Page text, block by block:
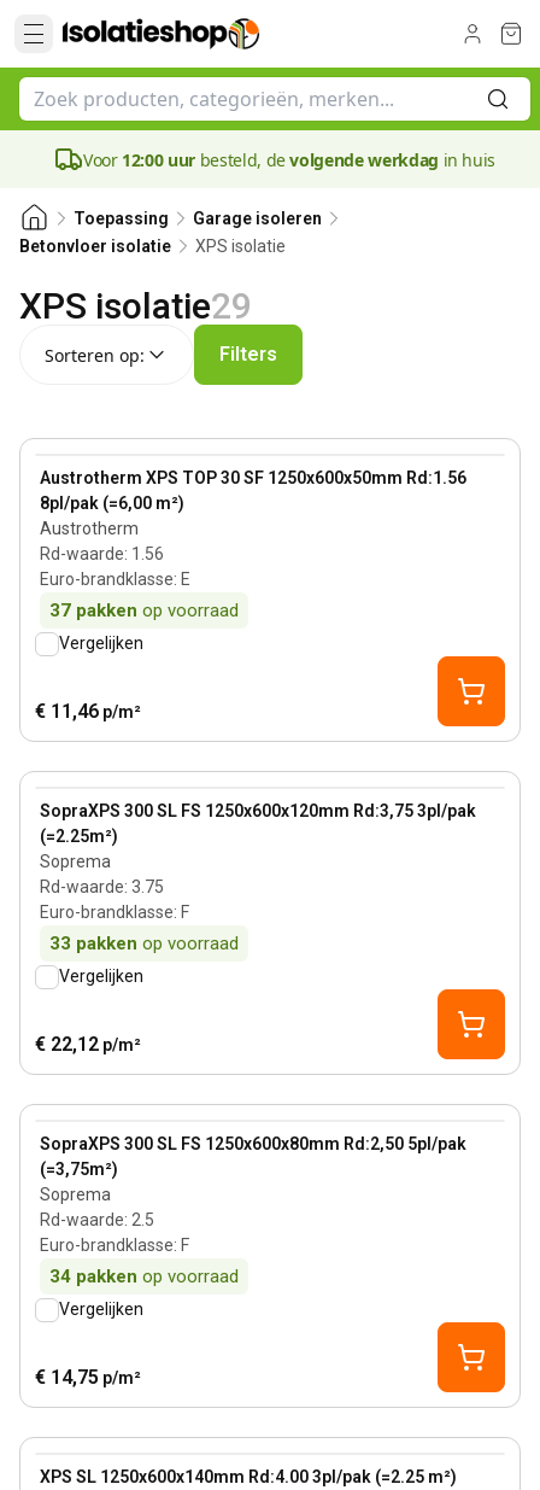
Voor 12:00 uur besteld, devolgende werkdag in huis
Toepassing
Garage isoleren
Betonvloer isolatie
XPS isolatie
XPS isolatie29
Sorteren op: Filters
Austrotherm XPS TOP 30 SF 1250x600x50mm Rd:1.56
8pl/pak (=6,00 m²)
Austrotherm
Rd-waarde: 1.56
Euro-brandklasse: E
37 pakken op voorraad
View product
Vergelijken
€ 11,46 p/m²
SopraXPS 300 SL FS 1250x600x120mm Rd:3,75 3pl/pak
(=2.25m²)
Soprema
Rd-waarde: 3.75
Euro-brandklasse: F
33 pakken op voorraad
View product
Vergelijken
€ 22,12 p/m²
SopraXPS 300 SL FS 1250x600x80mm Rd:2,50 5pl/pak
(=3,75m²)
Soprema
Rd-waarde: 2.5
Euro-brandklasse: F
34 pakken op voorraad
View product
Vergelijken
€ 14,75 p/m²
XPS SL 1250x600x140mm Rd:4.00 3pl/pak (=2.25 m²)
View product